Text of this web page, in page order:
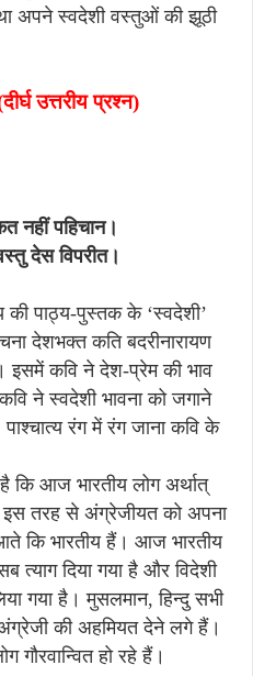
अपने स्वदेशी वस्तुओं की झूठी
उत्तरीय प्रश्न)
नहीं पहिचान।
देस विपरीत।
की पाठ्य-पुस्तक के ‘स्वदेशी’
देशभक्त कति बदरीनारायण
इसमें कवि ने देश-प्रेम की भाव
ने स्वदेशी भावना को जगाने
रंग में रंग जाना कवि के
कि आज भारतीय लोग अर्थात्
इस तरह से अंग्रेजीयत को अपना
कि भारतीय हैं। आज भारतीय
त्याग दिया गया है और विदेशी
गया है। मुसलमान, हिन्दु सभी
की अहमियत देने लगे हैं।
गौरवान्वित हो रहे हैं।